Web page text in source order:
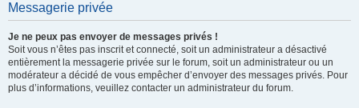
Messagerie privée
Je ne peux pas envoyer de messages privés !
Soit vous n’êtes pas inscrit et connecté, soit un administrateur a désactivé
entièrement la messagerie privée sur le forum, soit un administrateur ou un
modérateur a décidé de vous empêcher d’envoyer des messages privés. Pour
plus d’informations, veuillez contacter un administrateur du forum.